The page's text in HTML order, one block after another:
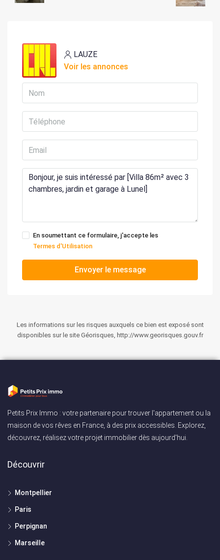
LAUZE
Voir les annonces
En soumettant ce formulaire, j'accepte les
Termes d'Utilisation
Envoyer le message
Les informations sur les risques auxquels ce bien est exposé sont
disponibles sur le site Géorisques, http://www.georisques.gouv.fr
Petits Prix Immo : votre partenaire pour trouver l'appartement ou la
maison de vos rêves en France, à des prix accessibles. Explorez,
découvrez, réalisez votre projet immobilier dès aujourd'hui.
Découvrir
Montpellier
Paris
Perpignan
Marseille